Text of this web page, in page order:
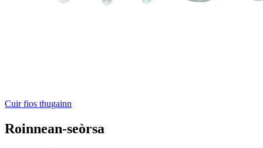
Cuir fios thugainn
Roinnean-seòrsa